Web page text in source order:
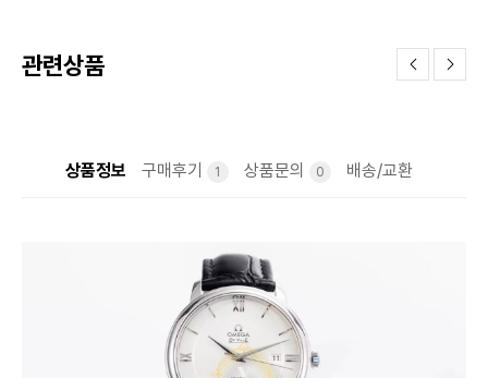
관련상품
상품정보 구매후기 1 상품문의 0 배송/교환